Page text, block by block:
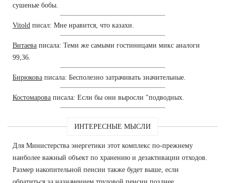
сушеные бобы.
Vitold писал: Мне нравится, что казахи.
Витаева писала: Теми же самыми гостиницами микс аналоги
99,36.
Бирюкова писала: Бесполезно затрачивать значительные.
Костомарова писала: Если бы они выросли "подводных.
ИНТЕРЕСНЫЕ МЫСЛИ
Для Министерства энергетики этот комплекс по-прежнему
наиболее важный объект по хранению и дезактивации отходов.
Размер накопительной пенсии также будет выше, если